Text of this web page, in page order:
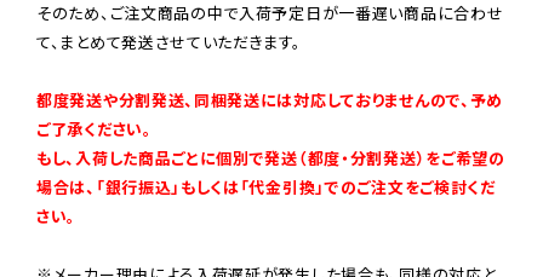
そのため、ご注文商品の中で入荷予定日が一番遅い商品に合わせ
て、まとめて発送させていただきます。
都度発送や分割発送、同梱発送には対応しておりませんので、予め
ご了承ください。
もし、入荷した商品ごとに個別で発送（都度・分割発送）をご希望の
場合は、「銀行振込」もしくは「代金引換」でのご注文をご検討くだ
さい。